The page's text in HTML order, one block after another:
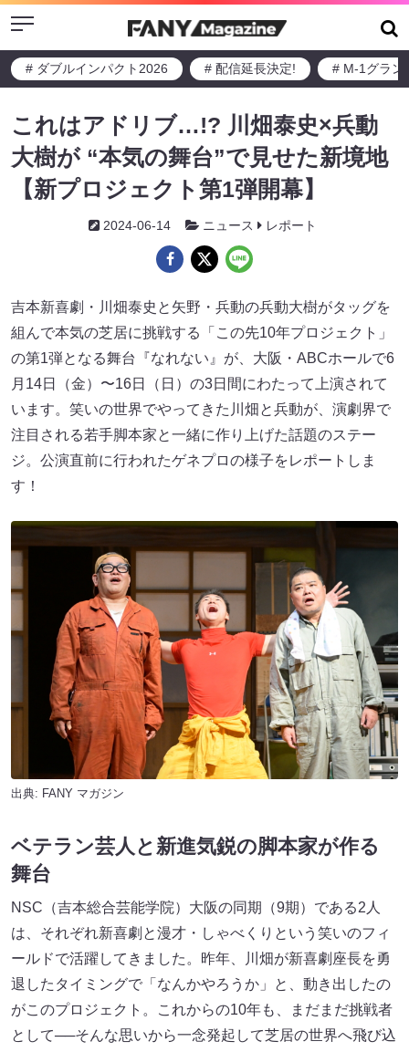
Menu
# ダブルインパクト2026 # 配信延長決定! # M-1グラン
これはアドリブ…!? 川畑泰史×兵動
大樹が “本気の舞台”で見せた新境地
【新プロジェクト第1弾開幕】
2024-06-14 ニュース レポート
吉本新喜劇・川畑泰史と矢野・兵動の兵動大樹がタッグを
組んで本気の芝居に挑戦する「この先10年プロジェクト」
の第1弾となる舞台『なれない』が、大阪・ABCホールで6
月14日（金）〜16日（日）の3日間にわたって上演されて
います。笑いの世界でやってきた川畑と兵動が、演劇界で
注目される若手脚本家と一緒に作り上げた話題のステー
ジ。公演直前に行われたゲネプロの様子をレポートしま
す！
出典: FANY マガジン
ベテラン芸人と新進気鋭の脚本家が作る
舞台
NSC（吉本総合芸能学院）大阪の同期（9期）である2人
は、それぞれ新喜劇と漫才・しゃべくりという笑いのフィ
ールドで活躍してきました。昨年、川畑が新喜劇座長を勇
退したタイミングで「なんかやろうか」と、動き出したの
がこのプロジェクト。これからの10年も、まだまだ挑戦者
として──そんな思いから一念発起して芝居の世界へ飛び込